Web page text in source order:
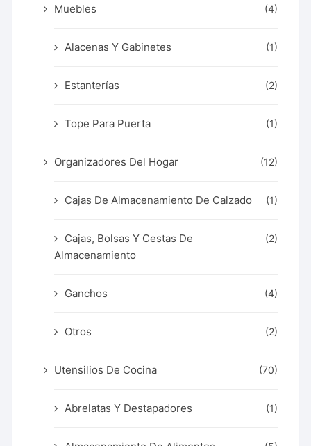
Muebles (4)
Alacenas Y Gabinetes (1)
Estanterías (2)
Tope Para Puerta (1)
Organizadores Del Hogar (12)
Cajas De Almacenamiento De Calzado (1)
Cajas, Bolsas Y Cestas De
Almacenamiento
(2)
Ganchos (4)
Otros (2)
Utensilios De Cocina (70)
Abrelatas Y Destapadores (1)